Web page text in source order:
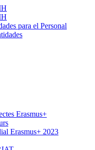
para el Personal
Erasmus+
Erasmus+ 2023